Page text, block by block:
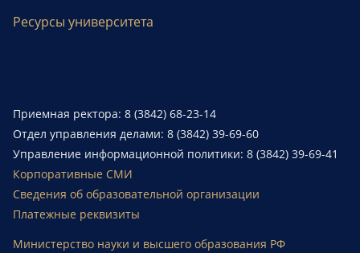
Ресурсы университета
Приемная ректора: 8 (3842) 68-23-14
Отдел управления делами: 8 (3842) 39-69-60
Управление информационной политики: 8 (3842) 39-69-41
Корпоративные СМИ
Сведения об образовательной организации
Платежные реквизиты
Министерство науки и высшего образования РФ